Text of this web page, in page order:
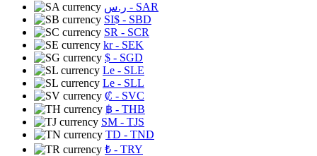
ر.س - SAR
SI$ - SBD
SR - SCR
kr- SEK
$ - SGD
Le - SLE
Le - SLL
₡ - SVC
฿ - THB
ЅМ - TJS
TD - TND
₺ - TRY